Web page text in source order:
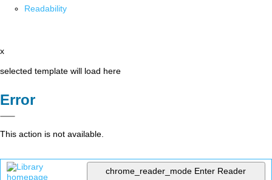
Readability
x
selected template will load here
Error
This action is not available.
chrome_reader_mode Enter Reader